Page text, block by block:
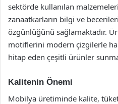
sektörde kullanılan
zanaatkarların bilgi ve
özgünlüğünü sağlamaktadır.
motiflerini modern çizgilerle
hitap eden çeşitli ürünler
Kalitenin Önemi
Mobilya üretiminde kalite,